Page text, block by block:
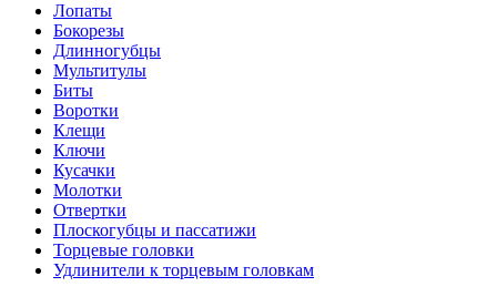
Лопаты
Бокорезы
Длинногубцы
Мультитулы
Биты
Воротки
Клещи
Ключи
Кусачки
Молотки
Отвертки
Плоскогубцы и пассатижи
Торцевые головки
Удлинители к торцевым головкам